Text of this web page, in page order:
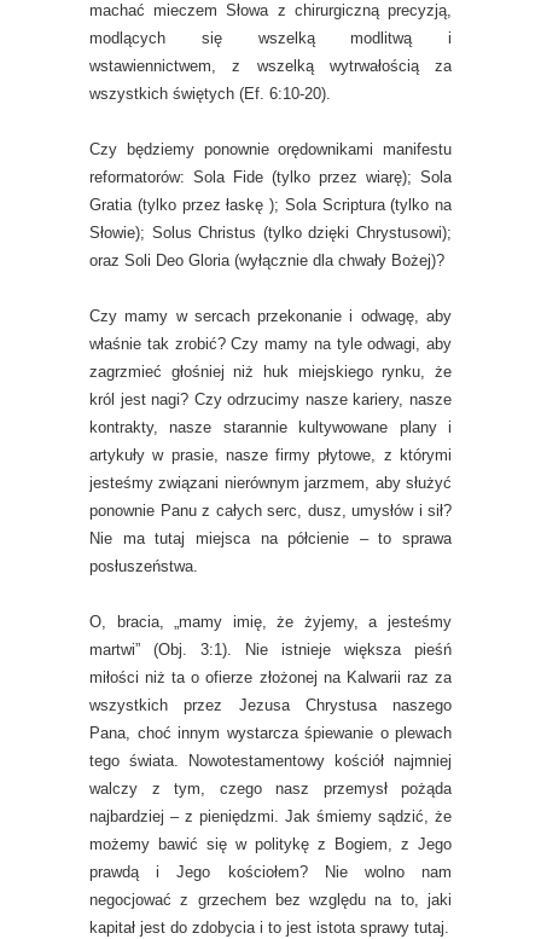
machać mieczem Słowa z chirurgiczną precyzją,
modlących się wszelką modlitwą i
wstawiennictwem, z wszelką wytrwałością za
wszystkich świętych (Ef. 6:10-20).
Czy będziemy ponownie orędownikami manifestu
reformatorów: Sola Fide (tylko przez wiarę); Sola
Gratia (tylko przez łaskę ); Sola Scriptura (tylko na
Słowie); Solus Christus (tylko dzięki Chrystusowi);
oraz Soli Deo Gloria (wyłącznie dla chwały Bożej)?
Czy mamy w sercach przekonanie i odwagę, aby
właśnie tak zrobić? Czy mamy na tyle odwagi, aby
zagrzmieć głośniej niż huk miejskiego rynku, że
król jest nagi? Czy odrzucimy nasze kariery, nasze
kontrakty, nasze starannie kultywowane plany i
artykuły w prasie, nasze firmy płytowe, z którymi
jesteśmy związani nierównym jarzmem, aby służyć
ponownie Panu z całych serc, dusz, umysłów i sił?
Nie ma tutaj miejsca na półcienie – to sprawa
posłuszeństwa.
O, bracia, „mamy imię, że żyjemy, a jesteśmy
martwi” (Obj. 3:1). Nie istnieje większa pieśń
miłości niż ta o ofierze złożonej na Kalwarii raz za
wszystkich przez Jezusa Chrystusa naszego
Pana, choć innym wystarcza śpiewanie o plewach
tego świata. Nowotestamentowy kościół najmniej
walczy z tym, czego nasz przemysł pożąda
najbardziej – z pieniędzmi. Jak śmiemy sądzić, że
możemy bawić się w politykę z Bogiem, z Jego
prawdą i Jego kościołem? Nie wolno nam
negocjować z grzechem bez względu na to, jaki
kapitał jest do zdobycia i to jest istota sprawy tutaj.